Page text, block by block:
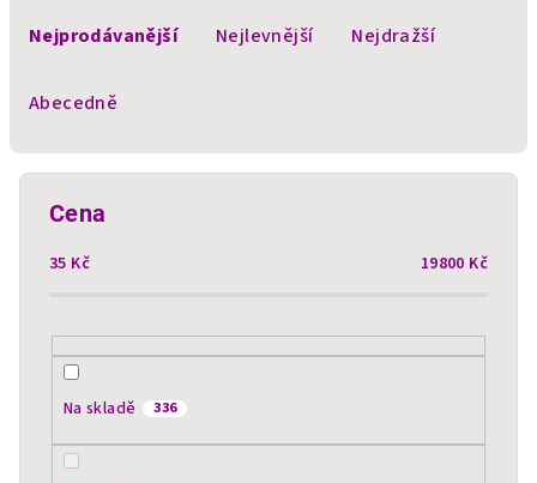
Nejprodávanější Nejlevnější Nejdražší
Abecedně
Cena
35 Kč 19800 Kč
Na skladě 336